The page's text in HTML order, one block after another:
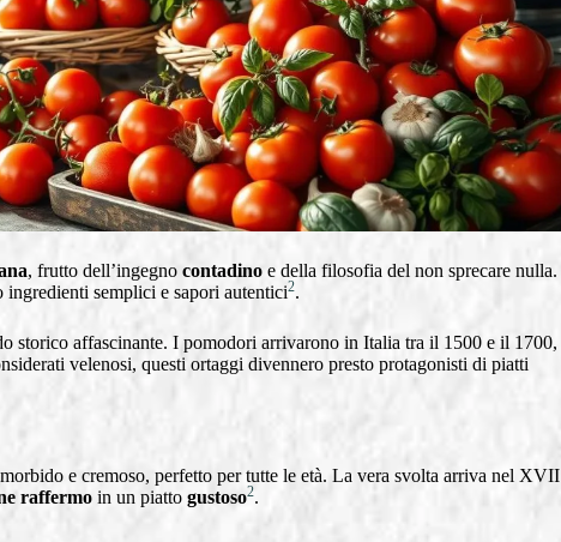
, frutto dell’ingegno contadino e della filosofia del non sprecare nulla.
ingredienti semplici e sapori autentici2.
storico affascinante. I pomodori arrivarono in Italia tra il 1500 e il 1700,
velenosi, questi ortaggi divennero presto protagonisti di piatti
e cremoso, perfetto per tutte le età. La vera svolta arriva nel XVII
raffermo in un piatto gustoso2.